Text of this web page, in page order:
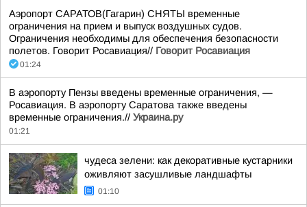
Аэропорт САРАТОВ(Гагарин) СНЯТЫ временные
ограничения на прием и выпуск воздушных судов.
Ограничения необходимы для обеспечения безопасности
полетов. Говорит Росавиация// Говорит Росавиация
01:24
В аэропорту Пензы введены временные ограничения, —
Росавиация. В аэропорту Саратова также введены
временные ограничения.// Украина.ру
01:21
чудеса зелени: как декоративные кустарники
оживляют засушливые ландшафты
01:10